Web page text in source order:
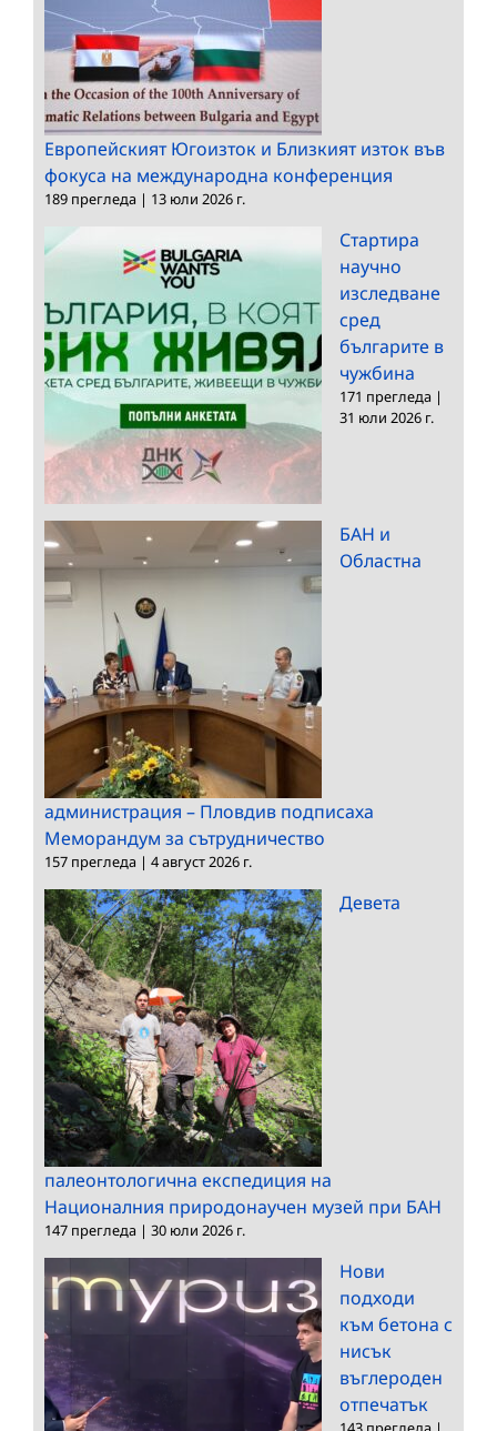
Европейският Югоизток и Близкият изток във
фокуса на международна конференция
189 прегледа | 13 юли 2026 г.
Стартира
научно
изследване
сред
българите в
чужбина
171 прегледа |
31 юли 2026 г.
БАН и
Областна
администрация – Пловдив подписаха
Меморандум за сътрудничество
157 прегледа | 4 август 2026 г.
Девета
палеонтологична експедиция на
Националния природонаучен музей при БАН
147 прегледа | 30 юли 2026 г.
Нови
подходи
към бетона с
нисък
въглероден
отпечатък